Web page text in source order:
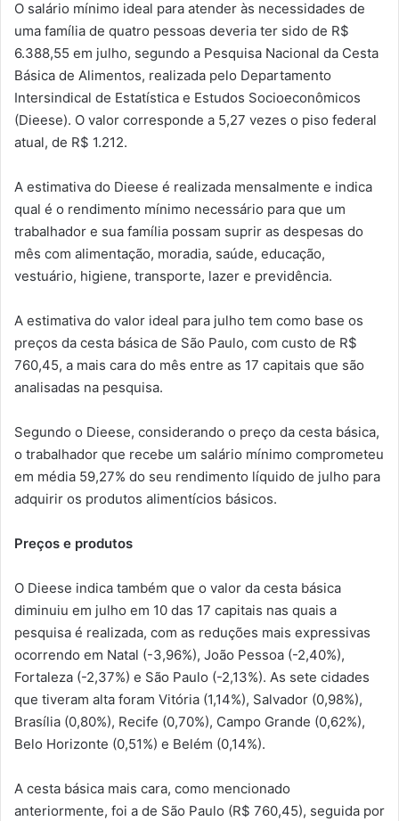
O salário mínimo ideal para atender às necessidades de
uma família de quatro pessoas deveria ter sido de R$
6.388,55 em julho, segundo a Pesquisa Nacional da Cesta
Básica de Alimentos, realizada pelo Departamento
Intersindical de Estatística e Estudos Socioeconômicos
(Dieese). O valor corresponde a 5,27 vezes o piso federal
atual, de R$ 1.212.
A estimativa do Dieese é realizada mensalmente e indica
qual é o rendimento mínimo necessário para que um
trabalhador e sua família possam suprir as despesas do
mês com alimentação, moradia, saúde, educação,
vestuário, higiene, transporte, lazer e previdência.
A estimativa do valor ideal para julho tem como base os
preços da cesta básica de São Paulo, com custo de R$
760,45, a mais cara do mês entre as 17 capitais que são
analisadas na pesquisa.
Segundo o Dieese, considerando o preço da cesta básica,
o trabalhador que recebe um salário mínimo comprometeu
em média 59,27% do seu rendimento líquido de julho para
adquirir os produtos alimentícios básicos.
Preços e produtos
O Dieese indica também que o valor da cesta básica
diminuiu em julho em 10 das 17 capitais nas quais a
pesquisa é realizada, com as reduções mais expressivas
ocorrendo em Natal (-3,96%), João Pessoa (-2,40%),
Fortaleza (-2,37%) e São Paulo (-2,13%). As sete cidades
que tiveram alta foram Vitória (1,14%), Salvador (0,98%),
Brasília (0,80%), Recife (0,70%), Campo Grande (0,62%),
Belo Horizonte (0,51%) e Belém (0,14%).
A cesta básica mais cara, como mencionado
anteriormente, foi a de São Paulo (R$ 760,45), seguida por